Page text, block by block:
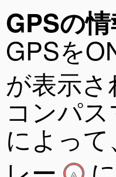
GPSの
GPSを
が表示
コンパ
によっ